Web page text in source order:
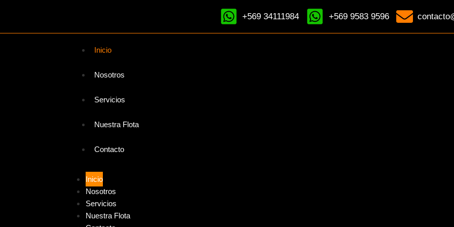
+569 34111984 +569 9583 9596
Inicio
Nosotros
Servicios
Nuestra Flota
Contacto
Inicio
Nosotros
Servicios
Nuestra Flota